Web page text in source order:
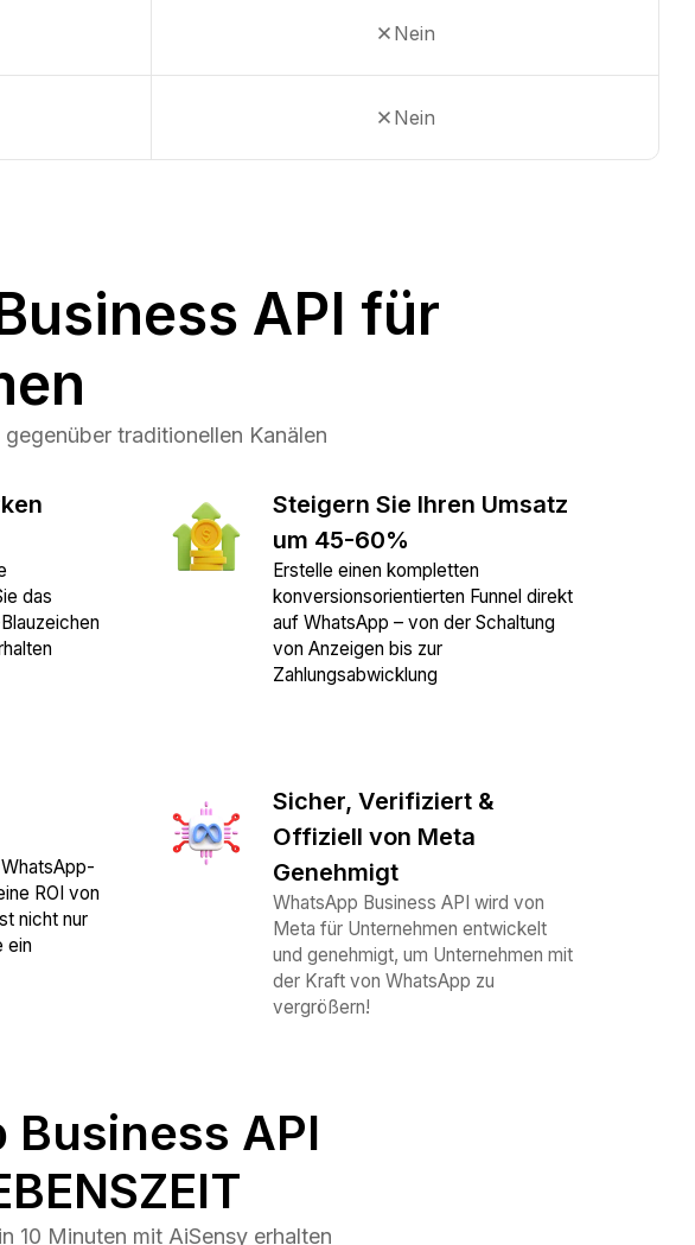
Nein
Nein
API für
traditionellen Kanälen
das
Steigern Sie Ihren Umsatz
um 45-60%
Erstelle einen kompletten
konversionsorientierten Funnel direkt
auf WhatsApp – von der Schaltung
von Anzeigen bis zur
Zahlungsabwicklung
ROI von
nicht nur
ein
Sicher, Verifiziert &
Offiziell von Meta
Genehmigt
WhatsApp Business API wird von
Meta für Unternehmen entwickelt
und genehmigt, um Unternehmen mit
der Kraft von WhatsApp zu
vergrößern!
API
Minuten mit AiSensy erhalten